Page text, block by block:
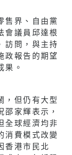
售界、自由黨
會議員邱達根
訪問，與主持
政報告的期望
果。
，但仍有大型
家輝表示，
全球經濟均非
消費模式改變
香港市民北